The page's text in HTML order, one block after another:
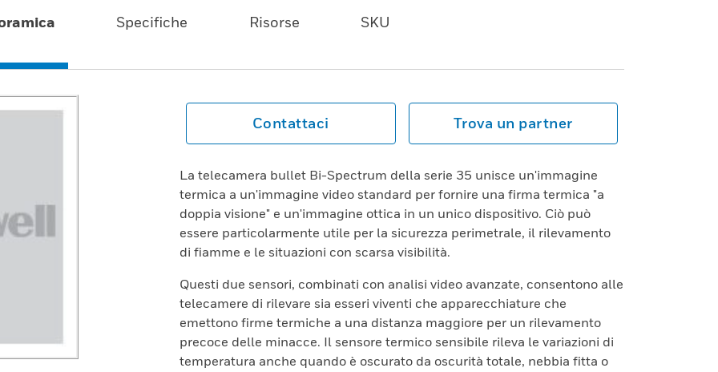
Specifiche Risorse SKU
Contattaci Trova un partner
La telecamera bullet Bi-Spectrum della serie 35 unisce un'immagine
termica a un'immagine video standard per fornire una firma termica "a
doppia visione" e un'immagine ottica in un unico dispositivo. Ciò può
essere particolarmente utile per la sicurezza perimetrale, il rilevamento
di fiamme e le situazioni con scarsa visibilità.
Questi due sensori, combinati con analisi video avanzate, consentono alle
telecamere di rilevare sia esseri viventi che apparecchiature che
emettono firme termiche a una distanza maggiore per un rilevamento
precoce delle minacce. Il sensore termico sensibile rileva le variazioni di
temperatura anche quando è oscurato da oscurità totale, nebbia fitta o